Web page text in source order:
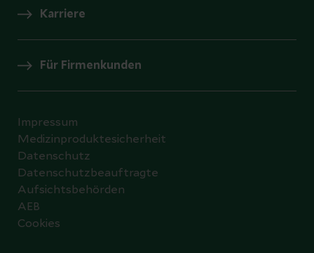
Karriere
Für Firmenkunden
Impressum
Medizinproduktesicherheit
Datenschutz
Datenschutzbeauftragte
Aufsichtsbehörden
AEB
Cookies